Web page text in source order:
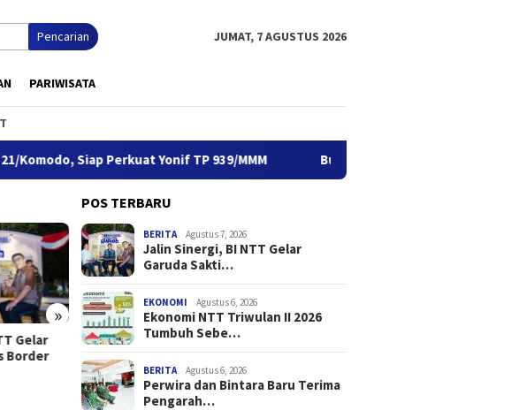
Pencarian JUMAT, 7 AGUSTUS 2026
PARIWISATA
Siap Perkuat Yonif TP 939/MMM Buka SLCN 2026, Sekda Jeffry: Nelayan
»
Gelar
Border
Ekonomi NTT Triwulan II 2026
Tumbuh Sebesar 5,01 Persen
Yonif TP 939/MMM
POS TERBARU
BERITA Agustus 7, 2026
Jalin Sinergi, BI NTT Gelar
Garuda Sakti…
EKONOMI Agustus 6, 2026
Ekonomi NTT Triwulan II 2026
Tumbuh Sebe…
BERITA Agustus 6, 2026
Perwira dan Bintara Baru Terima
Pengarah…